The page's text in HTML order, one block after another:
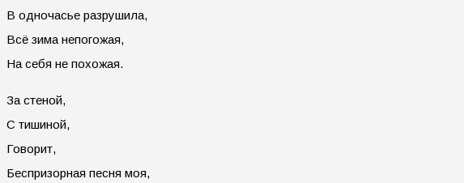
В одночасье разрушила,
Всё зима непогожая,
На себя не похожая.
За стеной,
С тишиной,
Говорит,
Беспризорная песня моя,